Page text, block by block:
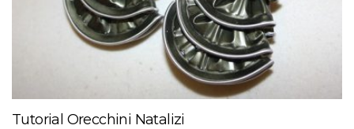
Tutorial Orecchini Natalizi